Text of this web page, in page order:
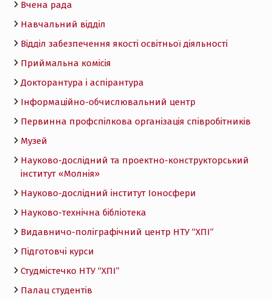
Вчена рада
Навчальний відділ
Відділ забезпечення якості освітньої діяльності
Приймальна комісія
Докторантура і аспірантура
Інформаційно-обчислювальний центр
Первинна профспілкова організація співробітників
Музей
Науково-дослідний та проектно-конструкторський
інститут «Молнія»
Науково-дослідний інститут Іоносфери
Науково-технічна бібліотека
Видавничо-поліграфічний центр НТУ “ХПІ”
Підготовчі курси
Студмістечко НТУ “ХПІ”
Палац студентів